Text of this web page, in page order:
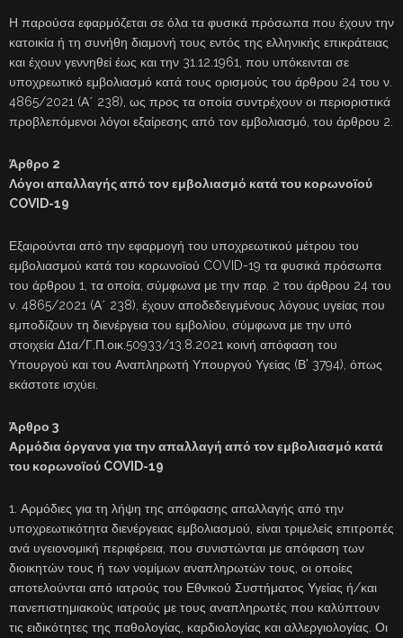
Η παρούσα εφαρμόζεται σε όλα τα φυσικά πρόσωπα που έχουν την
κατοικία ή τη συνήθη διαμονή τους εντός της ελληνικής επικράτειας
και έχουν γεννηθεί έως και την 31.12.1961, που υπόκεινται σε
υποχρεωτικό εμβολιασμό κατά τους ορισμούς του άρθρου 24 του ν.
4865/2021 (Α΄ 238), ως προς τα οποία συντρέχουν οι περιοριστικά
προβλεπόμενοι λόγοι εξαίρεσης από τον εμβολιασμό, του άρθρου 2.
Άρθρο 2
Λόγοι απαλλαγής από τον εμβολιασμό κατά του κορωνοϊού
COVID-19
Εξαιρούνται από την εφαρμογή του υποχρεωτικού μέτρου του
εμβολιασμού κατά του κορωνοϊού COVID-19 τα φυσικά πρόσωπα
του άρθρου 1, τα οποία, σύμφωνα με την παρ. 2 του άρθρου 24 του
ν. 4865/2021 (Α΄ 238), έχουν αποδεδειγμένους λόγους υγείας που
εμποδίζουν τη διενέργεια του εμβολίου, σύμφωνα με την υπό
στοιχεία Δ1α/Γ.Π.οικ.50933/13.8.2021 κοινή απόφαση του
Υπουργού και του Αναπληρωτή Υπουργού Υγείας (Β’ 3794), όπως
εκάστοτε ισχύει.
Άρθρο 3
Αρμόδια όργανα για την απαλλαγή από τον εμβολιασμό κατά
του κορωνοϊού COVID-19
1. Αρμόδιες για τη λήψη της απόφασης απαλλαγής από την
υποχρεωτικότητα διενέργειας εμβολιασμού, είναι τριμελείς επιτροπές
ανά υγειονομική περιφέρεια, που συνιστώνται με απόφαση των
διοικητών τους ή των νομίμων αναπληρωτών τους, οι οποίες
αποτελούνται από ιατρούς του Εθνικού Συστήματος Υγείας ή/και
πανεπιστημιακούς ιατρούς με τους αναπληρωτές που καλύπτουν
τις ειδικότητες της παθολογίας, καρδιολογίας και αλλεργιολογίας. Οι